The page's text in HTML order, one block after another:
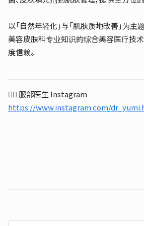
以「自然年轻化」与「肌肤质地改善」为
美容皮肤科专业知识的综合美容医疗技
度信赖。
👩‍⚕️ 服部医生 Instagram
https://www.instagram.com/